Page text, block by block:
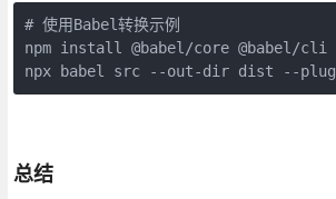
# 使用Babel转换示例
npm install @babel/core @babel/cli
npx babel src --out-dir dist --
总结